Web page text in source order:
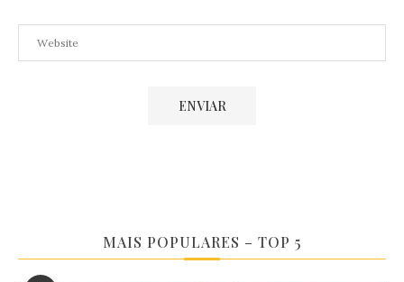
MAIS POPULARES – TOP 5